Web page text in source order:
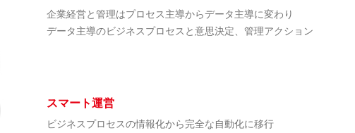
企業経営と管理はプロセス主導からデータ主導に変わり
データ主導のビジネスプロセスと意思決定、管理アクション
スマート運営
ビジネスプロセスの情報化から完全な自動化に移行